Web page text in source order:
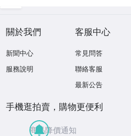
關於我們
新聞中心
服務說明
客服中心
常見問答
聯絡客服
最新公告
手機逛拍賣，購物更便利
商品降價通知